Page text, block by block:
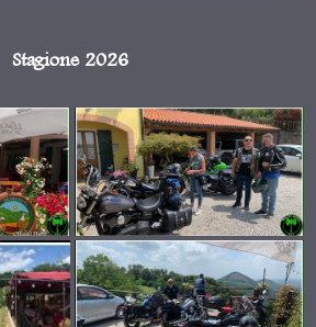
Stagione 2026